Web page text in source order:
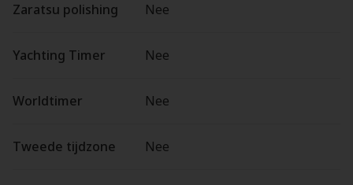
Zaratsu polishing Nee
Yachting Timer Nee
Worldtimer Nee
Tweede tijdzone Nee